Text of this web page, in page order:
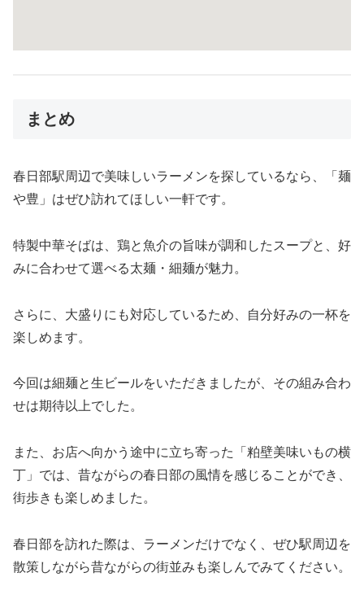
まとめ
春日部駅周辺で美味しいラーメンを探しているなら、「麺
や豊」はぜひ訪れてほしい一軒です。
特製中華そばは、鶏と魚介の旨味が調和したスープと、好
みに合わせて選べる太麺・細麺が魅力。
さらに、大盛りにも対応しているため、自分好みの一杯を
楽しめます。
今回は細麺と生ビールをいただきましたが、その組み合わ
せは期待以上でした。
また、お店へ向かう途中に立ち寄った「粕壁美味いもの横
丁」では、昔ながらの春日部の風情を感じることができ、
街歩きも楽しめました。
春日部を訪れた際は、ラーメンだけでなく、ぜひ駅周辺を
散策しながら昔ながらの街並みも楽しんでみてください。